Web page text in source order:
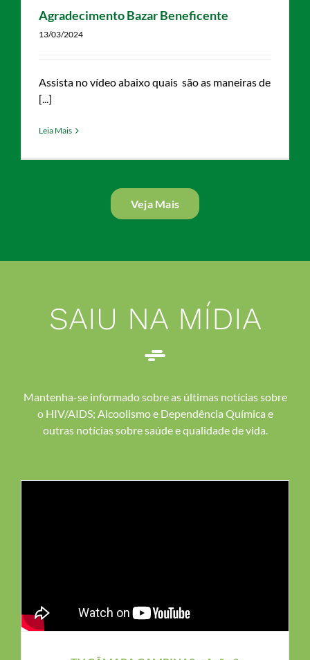
Agradecimento Bazar Beneficente
13/03/2024
Assista no vídeo abaixo quais são as maneiras de
[...]
Leia Mais
Veja Mais
SAIU NA MÍDIA
Mantenha-se informado sobre as últimas notícias sobre
o HIV/AIDS; Alcoolismo e Dependência Química e
outras notícias sobre saúde e qualidade de vida.